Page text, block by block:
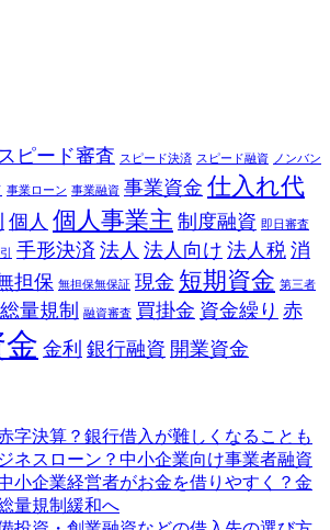
ピード審査 スピード決済 スピード融資 ノンバン
事業ローン 事業融資 事業資金 仕入れ代
個人 個人事業主 制度融資 即日審査
手形決済 法人 法人向け 法人税 消
担保 無担保無保証 現金 短期資金 第三者
総量規制 融資審査 買掛金 資金繰り 赤
金利 銀行融資 開業資金
字決算？銀行借入が難しくなることも
ネスローン？中小企業向け事業者融資
小企業経営者がお金を借りやすく？金
量規制緩和へ